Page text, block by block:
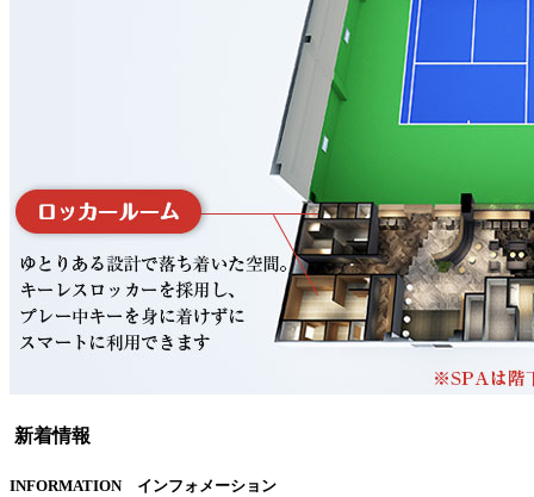
新着情報
INFORMATION インフォメーション